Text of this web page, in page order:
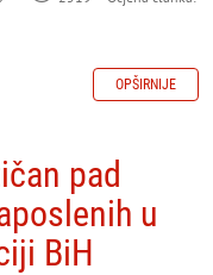
OPŠIRNIJE
pad
u
BiH